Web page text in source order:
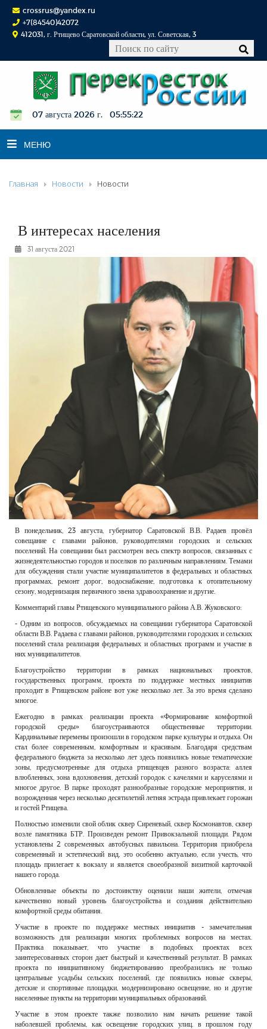
crossrus@yandex.ru
+7(84540)42072
412031, г. Ртищево Саратовской области, ул. Советская, 3
07 августа 2026 г. 05:55:23
МЕНЮ
НОВОСТИ
К СВЕДЕНИЮ
ФОТОРЕПОРТАЖИ
Главная Новости Новости
В интересах населения
31 августа 2021
В понедельник, 23 августа, губернатор Саратовской В.В. Радаев провёл
совещание с главами районов, руководителями городских и сельских
поселений. На совещании был рассмотрен весь спектр вопросов, связанных с
жизнедеятельностью городов и поселков по различным направлениям. Темами
для обсуждения стали участие муниципалитетов в федеральных и областных
программах, ремонт дорог, водоснабжение, подготовка к отопительному
сезону, модернизация первичного звена здравоохранение и другие.
Комментарий главы Ртищевского муниципального района А.В. Жуковского:
- Одним из вопросов, обсуждаемых на совещании губернатора Саратовской
области В.В. Радаева с главами районов, руководителями городских и сельских
поселений стала реализация федеральных и областных программ и участие в
них муниципалитетов.
Благоустройство территории в рамках национальных проектов,
государственных программ, проекта по поддержке местных инициатив
проходит в Ртищевском районе вот уже несколько лет. За это время сделано
многое.
Ежегодно в рамках реализации проекта «Формирование комфортной
городской среды» благоустраиваются общественные территории.
Кардинальные перемены произошли в городском парке культуры и отдыха. Он
стал более современным, комфортным и красивым. Благодаря средствам
федерального бюджета за несколько лет здесь появились новые тематические
зоны, предусмотренные для отдыха ртищевцев разного возраста: аллея
влюбленных, зона вдохновения, детский городок с качелями и каруселями и
многое другое. В парке проходят разнообразные городские мероприятия, и
возрожденная через несколько десятилетий летняя эстрада привлекает горожан
и гостей Ртищева.
Полностью изменили свой облик сквер Сиреневый, сквер Космонавтов, сквер
возле памятника БТР. Произведен ремонт Привокзальной площади. Рядом
установлены 2 современных автобусных павильона. Территория приобрела
современный и эстетический вид, это особенно актуально, если учесть, что
площадь прилегает к вокзалу и является своеобразной визитной карточкой
нашего города.
Обновленные объекты по достоинству оценили наши жители, отмечая
качественно новый уровень благоустройства и создания действительно
комфортной среды обитания.
Участие в проекте по поддержке местных инициатив - замечательная
возможность для реализации многих проблемных вопросов на местах.
Практика показывает, что участие в подобных проектах всех
заинтересованных сторон дает быстрый и качественный результат. В рамках
проекта по инициативному бюджетированию преобразились не только
центральные усадьбы сельских поселений, где появились новые скверы,
детские и спортивные площадки, модернизировано освещение, но и другие
населенные пункты на территории муниципальных образований.
Участие в этом проекте также позволило нам начать решение такой
наболевшей проблемы, как освещение городских улиц. в прошлом году